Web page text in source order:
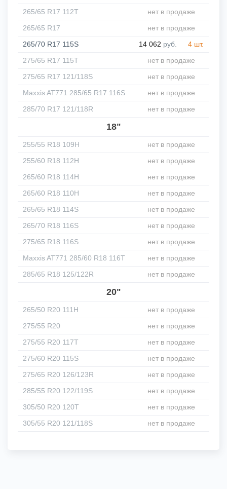
265/65 R17 112T
нет в продаже
265/65 R17
нет в продаже
265/70 R17 115S
14 062 руб.
4 шт.
275/65 R17 115T
нет в продаже
275/65 R17 121/118S
нет в продаже
Maxxis AT771 285/65 R17 116S
нет в продаже
285/70 R17 121/118R
нет в продаже
18"
255/55 R18 109H
нет в продаже
255/60 R18 112H
нет в продаже
265/60 R18 114H
нет в продаже
265/60 R18 110H
нет в продаже
265/65 R18 114S
нет в продаже
265/70 R18 116S
нет в продаже
275/65 R18 116S
нет в продаже
Maxxis AT771 285/60 R18 116T
нет в продаже
285/65 R18 125/122R
нет в продаже
20"
265/50 R20 111H
нет в продаже
275/55 R20
нет в продаже
275/55 R20 117T
нет в продаже
275/60 R20 115S
нет в продаже
275/65 R20 126/123R
нет в продаже
285/55 R20 122/119S
нет в продаже
305/50 R20 120T
нет в продаже
305/55 R20 121/118S
нет в продаже